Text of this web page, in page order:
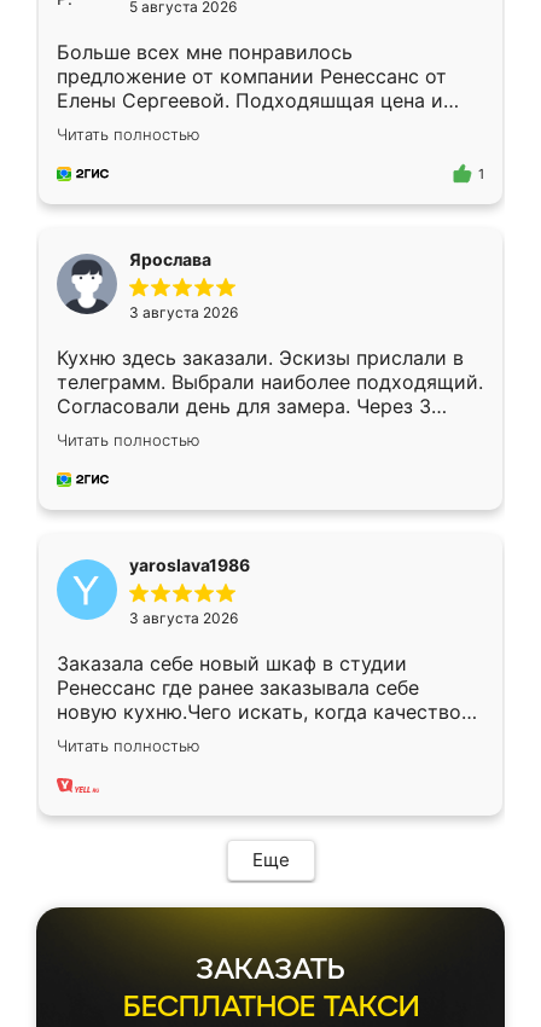
5 августа 2026
Больше всех мне понравилось
предложение от компании Ренессанс от
Елены Сергеевой. Подходяшщая цена и
короткие сроки изготовления. Приехавший
для замера сотрудник Владислав
предложил по моему эскизу самый
Читать полностью
1
Ярослава
3 августа 2026
Кухню здесь заказали. Эскизы прислали в
телеграмм. Выбрали наиболее подходящий.
Согласовали день для замера. Через 3
недели кухня была уже готова. Остались
довольны работой. Спасибо Ренессанс
мебель за качественную работу!
Читать полностью
yaroslava1986
3 августа 2026
Заказала себе новый шкаф в студии
Ренессанс где ранее заказывала себе
новую кухню.Чего искать, когда качеством
вполне довольна. Служит кухня уже почти
два года, нареканий нет.
Читать полностью
Еще
ЗАКАЗАТЬ
БЕСПЛАТНОЕ ТАКСИ